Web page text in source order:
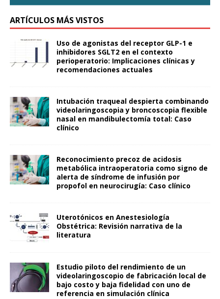
ARTÍCULOS MÁS VISTOS
Uso de agonistas del receptor GLP-1 e
inhibidores SGLT2 en el contexto
perioperatorio: Implicaciones clínicas y
recomendaciones actuales
Intubación traqueal despierta combinando
videolaringoscopia y broncoscopia flexible
nasal en mandibulectomía total: Caso
clínico
Reconocimiento precoz de acidosis
metabólica intraoperatoria como signo de
alerta de síndrome de infusión por
propofol en neurocirugía: Caso clínico
Uterotónicos en Anestesiología
Obstétrica: Revisión narrativa de la
literatura
Estudio piloto del rendimiento de un
videolaringoscopio de fabricación local de
bajo costo y baja fidelidad con uno de
referencia en simulación clínica